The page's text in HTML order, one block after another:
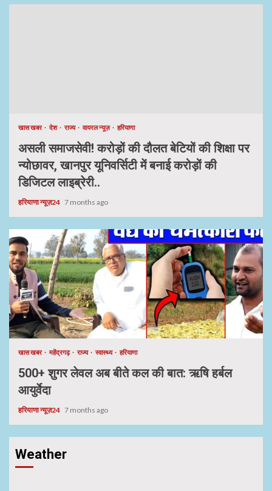
खास खबर देश राज्य वायरल न्यूज़ हरियाणा
असली समाजसेवी! करोड़ों की दौलत बेटियों की शिक्षा पर
न्योछावर, खानपुर यूनिवर्सिटी में बनाई करोड़ों की
डिजिटल लाइब्रेरी..
हरियाणा न्यूज़24 7 months ago
खास खबर महेंद्रगढ़ राज्य स्वास्थ्य हरियाणा
500+ शुगर लेवल अब बीते कल की बात: ऋषि हर्बल
आयुर्वेदा
हरियाणा न्यूज़24 7 months ago
Weather